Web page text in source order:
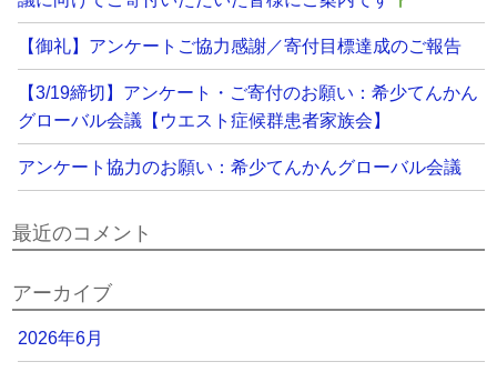
【御礼】アンケートご協力感謝／寄付目標達成のご報告
【3/19締切】アンケート・ご寄付のお願い：希少てんかん
グローバル会議【ウエスト症候群患者家族会】
アンケート協力のお願い：希少てんかんグローバル会議
最近のコメント
アーカイブ
2026年6月